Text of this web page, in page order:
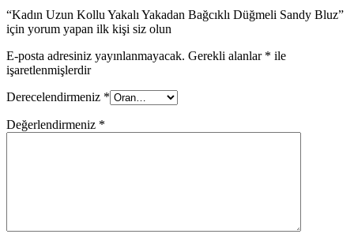
“Kadın Uzun Kollu Yakalı Yakadan Bağcıklı Düğmeli Sandy Bluz”
için yorum yapan ilk kişi siz olun
E-posta adresiniz yayınlanmayacak. Gerekli alanlar * ile
işaretlenmişlerdir
Derecelendirmeniz *
Değerlendirmeniz *